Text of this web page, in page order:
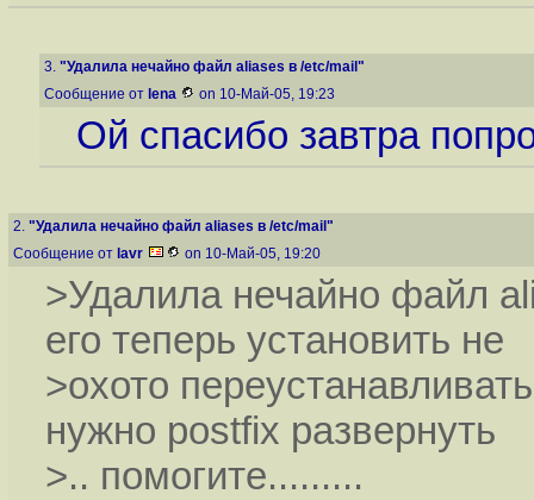
3. "Удалила нечайно файл aliases в /etc/mail"
Сообщение от lena on 10-Май-05, 19:23
Ой спасибо завтра
2. "Удалила нечайно файл aliases в /etc/mail"
Сообщение от lavr on 10-Май-05, 19:20
>Удалила нечайно файл
его теперь установить не
>охото
нужно postfix развернуть
>.. помогите.........